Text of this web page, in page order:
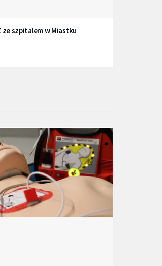
ze szpitalem w Miastku